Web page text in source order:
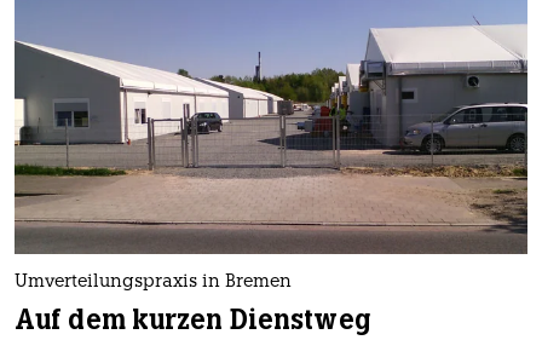
Umverteilungspraxis in Bremen
Auf dem kurzen Dienstweg